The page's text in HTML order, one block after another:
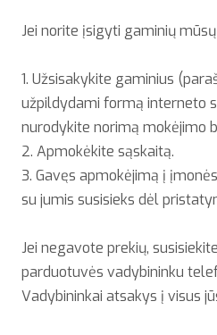
Jei norite įsigyti gaminių
1. Užsisakykite gaminius
užpildydami formą interneto
nurodykite norimą mokėjimo
2. Apmokėkite sąskaitą.
3. Gavęs apmokėjimą į
su jumis susisieks dėl
Jei negavote prekių,
parduotuvės vadybininku
Vadybininkai atsakys į visus